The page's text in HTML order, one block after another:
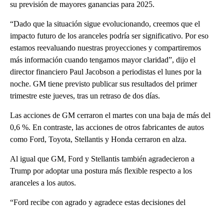
su previsión de mayores ganancias para 2025.
“Dado que la situación sigue evolucionando, creemos que el
impacto futuro de los aranceles podría ser significativo. Por eso
estamos reevaluando nuestras proyecciones y compartiremos
más información cuando tengamos mayor claridad”, dijo el
director financiero Paul Jacobson a periodistas el lunes por la
noche. GM tiene previsto publicar sus resultados del primer
trimestre este jueves, tras un retraso de dos días.
Las acciones de GM cerraron el martes con una baja de más del
0,6 %. En contraste, las acciones de otros fabricantes de autos
como Ford, Toyota, Stellantis y Honda cerraron en alza.
Al igual que GM, Ford y Stellantis también agradecieron a
Trump por adoptar una postura más flexible respecto a los
aranceles a los autos.
“Ford recibe con agrado y agradece estas decisiones del